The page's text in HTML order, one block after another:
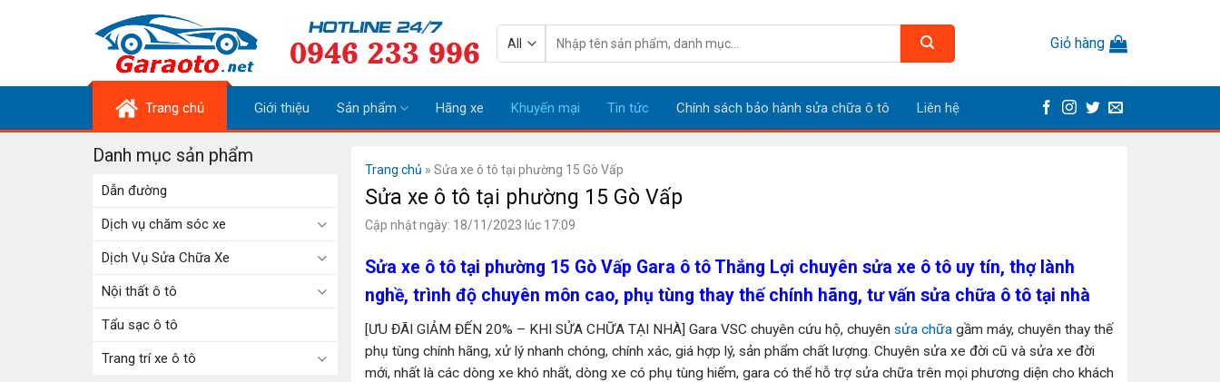
kiếm:
Giỏ hàng
Trang chủ Giới thiệu Sản phẩm Hãng xe Khuyến mại Tin tức Chính sách bảo hành sửa chữa ô tô Liên hệ
Danh mục sản phẩm
Dẫn đường
Dịch vụ chăm sóc xe
Dịch Vụ Sửa Chữa Xe
Nội thất ô tô
Tẩu sạc ô tô
Trang trí xe ô tô
Trang chủ » Sửa xe ô tô tại phường 15 Gò Vấp
Sửa xe ô tô tại phường 15 Gò Vấp
Cập nhật ngày: 18/11/2023 lúc 17:09
Sửa xe ô tô tại phường 15 Gò Vấp Gara ô tô Thắng Lợi chuyên sửa xe ô tô uy tín, thợ lành
nghề, trình độ chuyên môn cao, phụ tùng thay thế chính hãng, tư vấn sửa chữa ô tô tại nhà
[ƯU ĐÃI GIẢM ĐẾN 20% – KHI SỬA CHỮA TẠI NHÀ] Gara VSC chuyên cứu hộ, chuyên sửa chữa gầm máy, chuyên thay thế
phụ tùng chính hãng, xử lý nhanh chóng, chính xác, giá hợp lý, sản phẩm chất lượng. Chuyên sửa xe đời cũ và sửa xe đời
mới, nhất là các dòng xe khó nhất, dòng xe có phụ tùng hiếm, gara có thể hỗ trợ sửa chữa trên mọi phương diện cho khách